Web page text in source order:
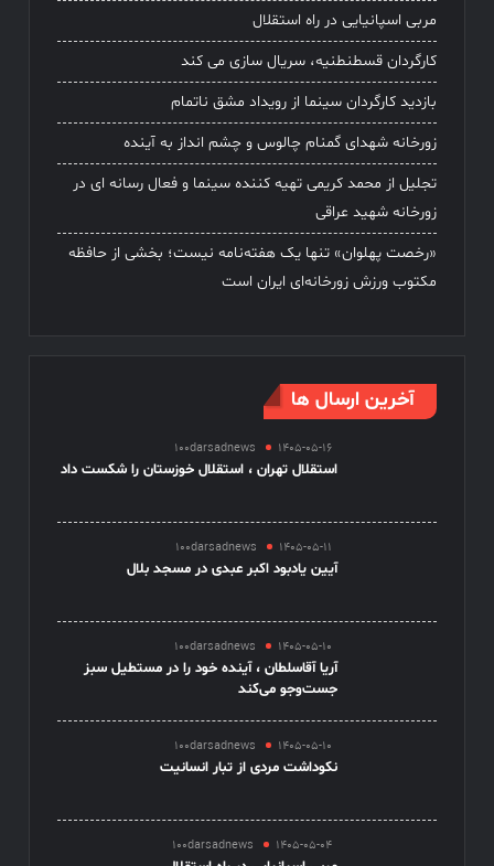
مربی اسپانیایی در راه استقلال
کارگردان قسطنطنیه، سریال سازی می کند
بازدید کارگردان سینما از رویداد مشق ناتمام
زورخانه شهدای گمنام چالوس و چشم انداز به آینده
تجلیل از محمد کریمی تهیه کننده سینما و فعال رسانه ای در
زورخانه شهید عراقی
«رخصت پهلوان» تنها یک هفته‌نامه نیست؛ بخشی از حافظه
مکتوب ورزش زورخانه‌ای ایران است
آخرین ارسال ها
100darsadnews 1405-05-16
استقلال تهران ، استقلال خوزستان را شکست داد
100darsadnews 1405-05-11
آیین یادبود اکبر عبدی در مسجد بلال
100darsadnews 1405-05-10
آریا آقاسلطان ، آینده خود را در مستطیل سبز
جست‌وجو می‌کند
100darsadnews 1405-05-10
نکوداشت مردی از تبار انسانیت
100darsadnews 1405-05-04